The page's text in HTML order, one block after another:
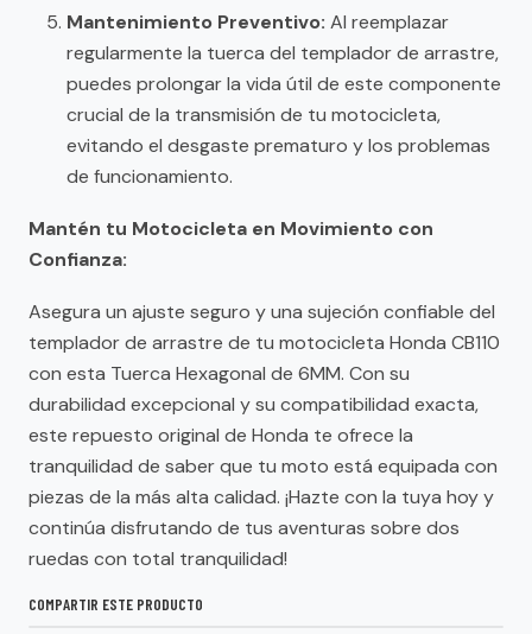
Mantenimiento Preventivo: Al reemplazar
regularmente la tuerca del templador de arrastre,
puedes prolongar la vida útil de este componente
crucial de la transmisión de tu motocicleta,
evitando el desgaste prematuro y los problemas
de funcionamiento.
Mantén tu Motocicleta en Movimiento con
Confianza:
Asegura un ajuste seguro y una sujeción confiable del
templador de arrastre de tu motocicleta Honda CB110
con esta Tuerca Hexagonal de 6MM. Con su
durabilidad excepcional y su compatibilidad exacta,
este repuesto original de Honda te ofrece la
tranquilidad de saber que tu moto está equipada con
piezas de la más alta calidad. ¡Hazte con la tuya hoy y
continúa disfrutando de tus aventuras sobre dos
ruedas con total tranquilidad!
COMPARTIR ESTE PRODUCTO